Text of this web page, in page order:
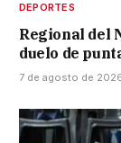
DEPORTES
Regional del
duelo de
7 de agosto de